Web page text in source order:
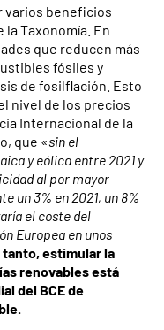
varios beneficios
Taxonomía. En
que reducen más
fósiles y
de fosilflación. Esto
nivel de los precios
Internacional de la
que «sin el
y eólica entre 2021 y
al por mayor
un 3% en 2021, un 8%
el coste del
Europea en unos
tanto, estimular la
renovables está
del BCE de